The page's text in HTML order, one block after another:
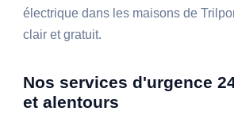
électrique dans les maisons de
clair et gratuit.
Nos services d'urgence
et alentours